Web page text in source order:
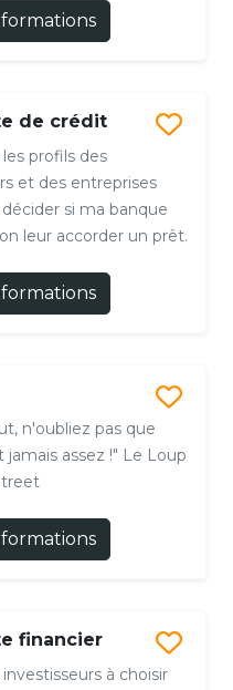
de crédit
profils des
et des entreprises
si ma banque
leur accorder un prêt.
n'oubliez pas que
jamais assez !" Le Loup
financier
à choisir